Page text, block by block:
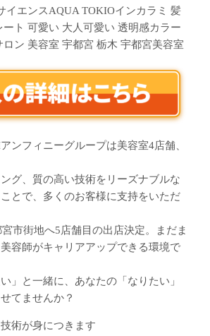
イエンスAQUA TOKIOインカラミ 髪
ート 可愛い 大人可愛い 透明感カラー
ロン 美容室 宇都宮 栃木 宇都宮美容室
ンフィニーグループは美容室4店舗、
グ、質の高い技術をリーズナブルな
とで、多くのお客様に支持をいただ
市街地へ5店舗目の出店決定。まだま
容師がキャリアアップできる環境で
」と一緒に、あなたの「なりたい」
てませんか？
術が身につきます